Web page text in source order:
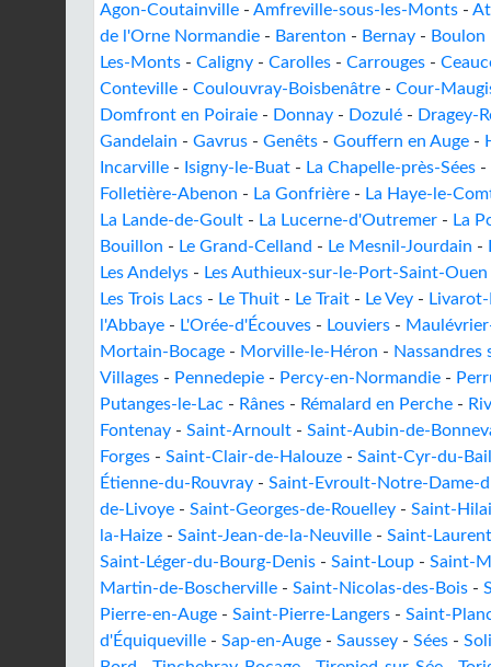
Agon-Coutainville - Amfreville-sous-les-Monts -
de l'Orne Normandie - Barenton - Bernay - Boulon
Les-Monts - Caligny - Carolles - Carrouges -
Conteville - Coulouvray-Boisbenâtre - Cour-
Domfront en Poiraie - Donnay - Dozulé - Dragey-
Gandelain - Gavrus - Genêts - Gouffern en Auge -
Incarville - Isigny-le-Buat - La Chapelle-près-Sées -
Folletière-Abenon - La Gonfrière - La Haye-le-
La Lande-de-Goult - La Lucerne-d'Outremer - La
Bouillon - Le Grand-Celland - Le Mesnil-Jourdain -
Les Andelys - Les Authieux-sur-le-Port-Saint-Ouen
Les Trois Lacs - Le Thuit - Le Trait - Le Vey -
l'Abbaye - L'Orée-d'Écouves - Louviers -
Mortain-Bocage - Morville-le-Héron - Nassandres
Villages - Pennedepie - Percy-en-Normandie -
Putanges-le-Lac - Rânes - Rémalard en Perche -
Fontenay - Saint-Arnoult - Saint-Aubin-de-
Forges - Saint-Clair-de-Halouze - Saint-Cyr-du-
Étienne-du-Rouvray - Saint-Evroult-Notre-Dame-
de-Livoye - Saint-Georges-de-Rouelley - Saint-
la-Haize - Saint-Jean-de-la-Neuville - Saint-
Saint-Léger-du-Bourg-Denis - Saint-Loup - Saint-
Martin-de-Boscherville - Saint-Nicolas-des-Bois -
Pierre-en-Auge - Saint-Pierre-Langers - Saint-
d'Équiqueville - Sap-en-Auge - Saussey - Sées -